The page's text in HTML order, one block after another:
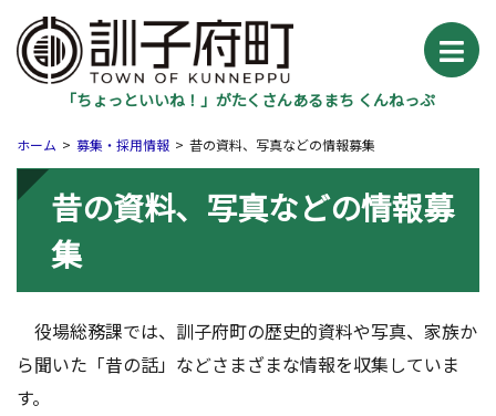
「ちょっといいね！」がたくさんあるまち くんねっぷ
ホーム 募集・採用情報 昔の資料、写真などの情報募集
昔の資料、写真などの情報募
集
役場総務課では、訓子府町の歴史的資料や写真、家族か
ら聞いた「昔の話」などさまざまな情報を収集していま
す。